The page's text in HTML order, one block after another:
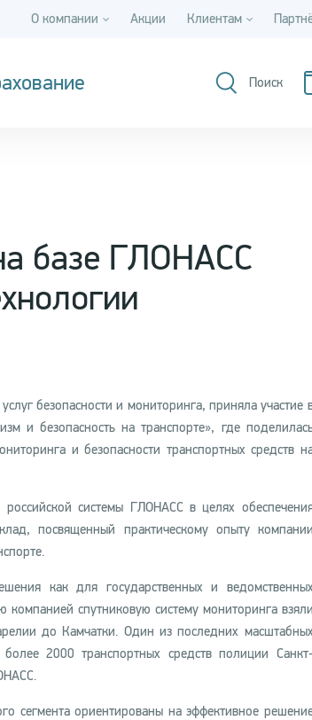
О компании Акции Клиентам
Поиск
базе ГЛОНАСС
безопасности и мониторинга, приняла участие
и безопасность на транспорте», где
и безопасности транспортных средств
системы ГЛОНАСС в целях
посвященный практическому опыту компании
как для государственных и
компанией спутниковую систему мониторинга взяли
до Камчатки. Один из последних
2000 транспортных средств полиции Санкт-
сегмента ориентированы на эффективное